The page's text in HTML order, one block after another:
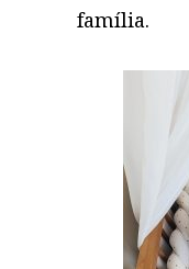
família.